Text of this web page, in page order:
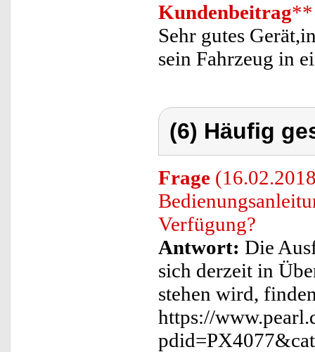
Kundenbeitrag**
Sehr gutes
sein Fahrzeug in
(6) Häufig
Frage
Verfügung?
Antwort: Die
sich derzeit in
stehen wird,
https://